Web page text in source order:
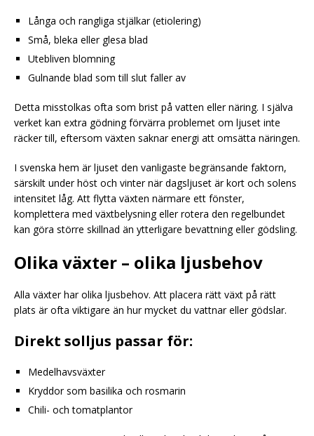
Långa och rangliga stjälkar (etiolering)
Små, bleka eller glesa blad
Utebliven blomning
Gulnande blad som till slut faller av
Detta misstolkas ofta som brist på vatten eller näring. I själva
verket kan extra gödning förvärra problemet om ljuset inte
räcker till, eftersom växten saknar energi att omsätta näringen.
I svenska hem är ljuset den vanligaste begränsande faktorn,
särskilt under höst och vinter när dagsljuset är kort och solens
intensitet låg. Att flytta växten närmare ett fönster,
komplettera med växtbelysning eller rotera den regelbundet
kan göra större skillnad än ytterligare bevattning eller gödsling.
Olika växter – olika ljusbehov
Alla växter har olika ljusbehov. Att placera rätt växt på rätt
plats är ofta viktigare än hur mycket du vattnar eller gödslar.
Direkt solljus passar för:
Medelhavsväxter
Kryddor som basilika och rosmarin
Chili- och tomatplantor